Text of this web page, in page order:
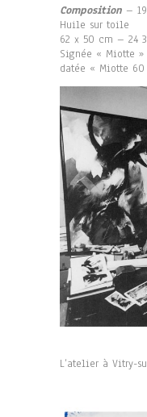
Composition –
Huile sur toile
62 x 50 cm – 24
Signée « Miotte
datée « Miotte
L’atelier à Vitry-